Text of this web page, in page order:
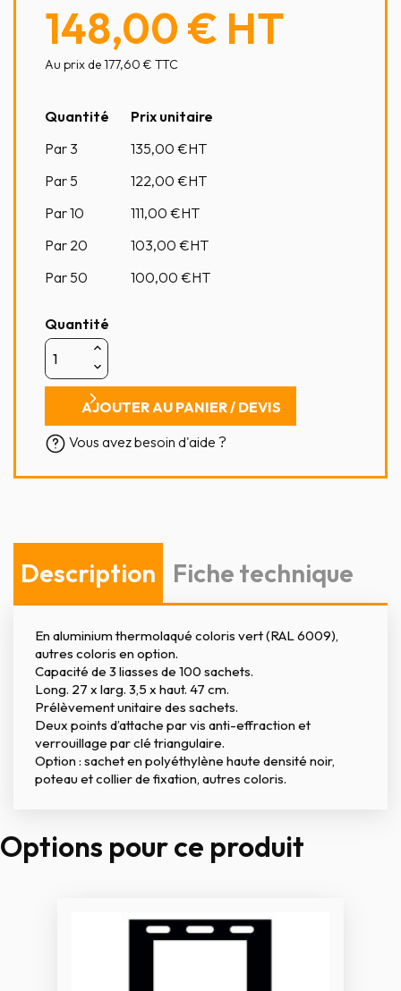
148,00 € HT
Au prix de 177,60 € TTC
Quantité
Prix unitaire
Par 3
135,00 €HT
Par 5
122,00 €HT
Par 10
111,00 €HT
Par 20
103,00 €HT
Par 50
100,00 €HT
Quantité
AJOUTER AU PANIER / DEVIS
Vous avez besoin d'aide ?
Description Fiche technique
En aluminium thermolaqué coloris vert (RAL 6009),
autres coloris en option.
Capacité de 3 liasses de 100 sachets.
Long. 27 x larg. 3,5 x haut. 47 cm.
Prélèvement unitaire des sachets.
Deux points d’attache par vis anti-effraction et
verrouillage par clé triangulaire.
Option : sachet en polyéthylène haute densité noir,
poteau et collier de fixation, autres coloris.
Options pour ce produit